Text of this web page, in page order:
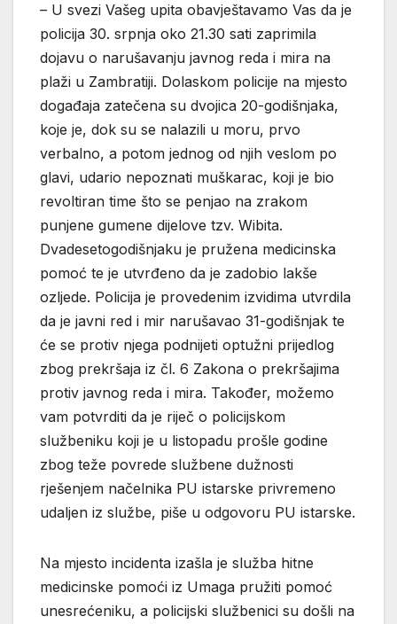
– U svezi Vašeg upita obavještavamo Vas da je
policija 30. srpnja oko 21.30 sati zaprimila
dojavu o narušavanju javnog reda i mira na
plaži u Zambratiji. Dolaskom policije na mjesto
događaja zatečena su dvojica 20-godišnjaka,
koje je, dok su se nalazili u moru, prvo
verbalno, a potom jednog od njih veslom po
glavi, udario nepoznati muškarac, koji je bio
revoltiran time što se penjao na zrakom
punjene gumene dijelove tzv. Wibita.
Dvadesetogodišnjaku je pružena medicinska
pomoć te je utvrđeno da je zadobio lakše
ozljede. Policija je provedenim izvidima utvrdila
da je javni red i mir narušavao 31-godišnjak te
će se protiv njega podnijeti optužni prijedlog
zbog prekršaja iz čl. 6 Zakona o prekršajima
protiv javnog reda i mira. Također, možemo
vam potvrditi da je riječ o policijskom
službeniku koji je u listopadu prošle godine
zbog teže povrede službene dužnosti
rješenjem načelnika PU istarske privremeno
udaljen iz službe, piše u odgovoru PU istarske.
Na mjesto incidenta izašla je služba hitne
medicinske pomoći iz Umaga pružiti pomoć
unesrećeniku, a policijski službenici su došli na